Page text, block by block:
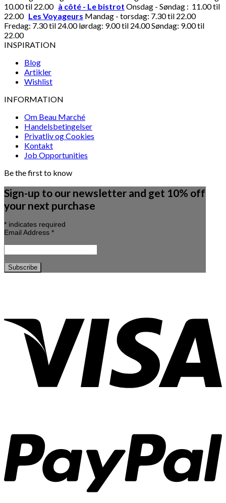
10.00 til 22.00 à côté - Le bistrot Onsdag - Søndag : 11.00 til
22.00 Les Voyageurs Mandag - torsdag: 7.30 til 22.00
Fredag: 7.30 til 24.00 lørdag: 9.00 til 24.00 Søndag: 9.00 til
22.00
INSPIRATION
Blog
Artikler
Wishlist
INFORMATION
Om Beau Marché
Handelsbetingelser
Privatliv og Cookies
Kontakt
Job Opportunities
Be the first to know
Sign-up to our newsletter and get 10% off
your next purchase
* indicates required
Email Address *